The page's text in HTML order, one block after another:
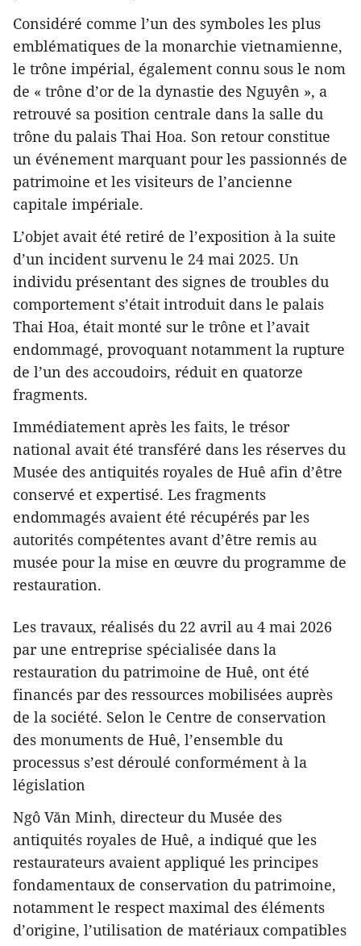
Considéré comme l’un des symboles les plus
emblématiques de la monarchie vietnamienne,
le trône impérial, également connu sous le nom
de « trône d’or de la dynastie des Nguyên », a
retrouvé sa position centrale dans la salle du
trône du palais Thai Hoa. Son retour constitue
un événement marquant pour les passionnés de
patrimoine et les visiteurs de l’ancienne
capitale impériale.
L’objet avait été retiré de l’exposition à la suite
d’un incident survenu le 24 mai 2025. Un
individu présentant des signes de troubles du
comportement s’était introduit dans le palais
Thai Hoa, était monté sur le trône et l’avait
endommagé, provoquant notamment la rupture
de l’un des accoudoirs, réduit en quatorze
fragments.
Immédiatement après les faits, le trésor
national avait été transféré dans les réserves du
Musée des antiquités royales de Huê afin d’être
conservé et expertisé. Les fragments
endommagés avaient été récupérés par les
autorités compétentes avant d’être remis au
musée pour la mise en œuvre du programme de
restauration.
Les travaux, réalisés du 22 avril au 4 mai 2026
par une entreprise spécialisée dans la
restauration du patrimoine de Huê, ont été
financés par des ressources mobilisées auprès
de la société. Selon le Centre de conservation
des monuments de Huê, l’ensemble du
processus s’est déroulé conformément à la
législation
Ngô Văn Minh, directeur du Musée des
antiquités royales de Huê, a indiqué que les
restaurateurs avaient appliqué les principes
fondamentaux de conservation du patrimoine,
notamment le respect maximal des éléments
d’origine, l’utilisation de matériaux compatibles